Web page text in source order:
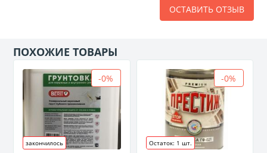
ОСТАВИТЬ ОТЗЫВ
ПОХОЖИЕ ТОВАРЫ
-0%
закончилось
-0%
Остаток: 1 шт.